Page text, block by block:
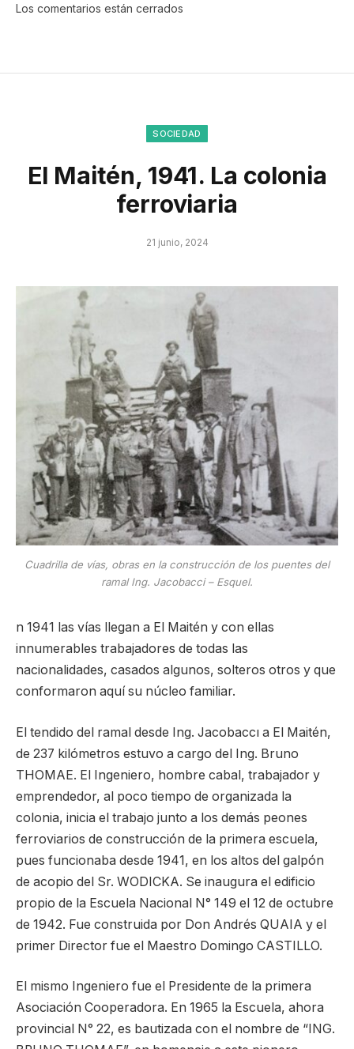
Los comentarios están cerrados
SOCIEDAD
El Maitén, 1941. La colonia
ferroviaria
21 junio, 2024
Cuadrilla de vías, obras en la construcción de los puentes del
ramal Ing. Jacobacci – Esquel.
n 1941 las vías llegan a El Maitén y con ellas
innumerables trabajadores de todas las
nacionalidades, casados algunos, solteros otros y que
conformaron aquí su núcleo familiar.
El tendido del ramal desde Ing. Jacobaccı a El Maitén,
de 237 kilómetros estuvo a cargo del Ing. Bruno
THOMAE. El Ingeniero, hombre cabal, trabajador y
emprendedor, al poco tiempo de organizada la
colonia, inicia el trabajo junto a los demás peones
ferroviarios de construcción de la primera escuela,
pues funcionaba desde 1941, en los altos del galpón
de acopio del Sr. WODICKA. Se inaugura el edificio
propio de la Escuela Nacional N° 149 el 12 de octubre
de 1942. Fue construida por Don Andrés QUAIA y el
primer Director fue el Maestro Domingo CASTILLO.
El mismo Ingeniero fue el Presidente de la primera
Asociación Cooperadora. En 1965 la Escuela, ahora
provincial N° 22, es bautizada con el nombre de “ING.